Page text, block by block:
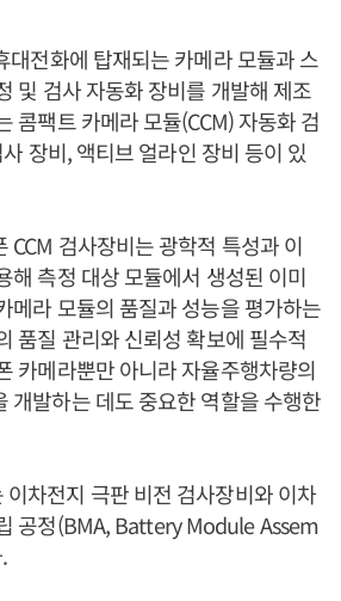
대전화에 탑재되는 카메라 모듈과 스
및 검사 자동화 장비를 개발해 제조
콤팩트 카메라 모듈(CCM) 자동화 검
장비, 액티브 얼라인 장비 등이 있
CCM 검사장비는 광학적 특성과 이
해 측정 대상 모듈에서 생성된 이미
메라 모듈의 품질과 성능을 평가하는
품질 관리와 신뢰성 확보에 필수적
카메라뿐만 아니라 자율주행차량의
개발하는 데도 중요한 역할을 수행한
차전지 극판 비전 검사장비와 이차
공정(BMA, Battery Module Assem